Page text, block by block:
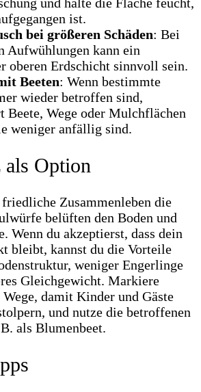
ist.
bei größeren Schäden: Bei
Aufwühlungen kann ein
oberen Erdschicht sinnvoll sein.
Beeten: Wenn bestimmte
wieder betroffen sind,
Beete, Wege oder Mulchflächen
weniger anfällig sind.
als Option
Zusammenleben die
belüften den Boden und
Wenn du akzeptierst, dass dein
bleibt, kannst du die Vorteile
weniger Engerlinge
Gleichgewicht. Markiere
damit Kinder und Gäste
und nutze die betroffenen
als Blumenbeet.